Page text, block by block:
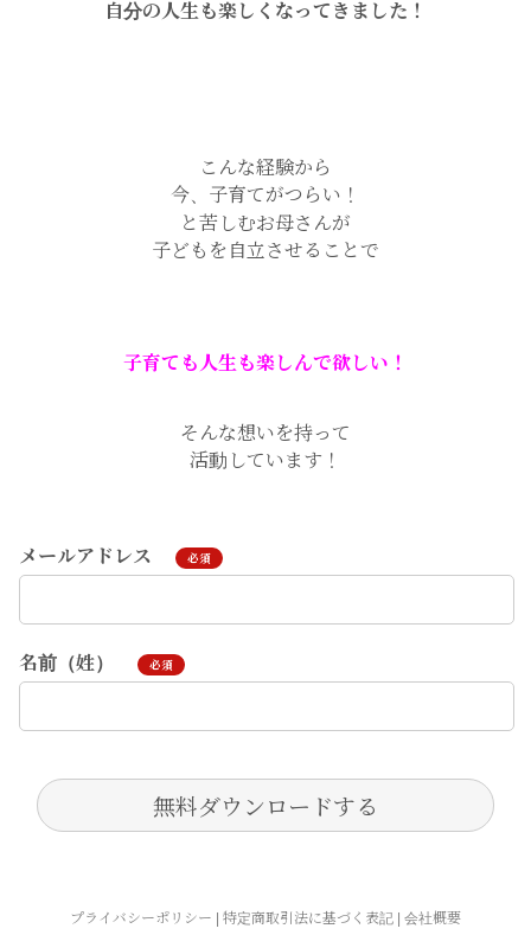
自分の人生も楽しくなってきました！
こんな経験から
今、子育てがつらい！
と苦しむお母さんが
子どもを自立させることで
子育ても人生も楽しんで欲しい！
そんな想いを持って
活動しています！
メールアドレス 必須
名前（姓） 必須
プライバシーポリシー | 特定商取引法に基づく表記 | 会社概要